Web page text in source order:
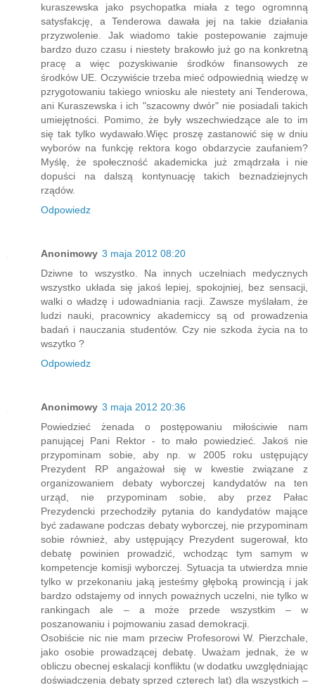
kuraszewska jako psychopatka miała z tego ogromnną
satysfakcję, a Tenderowa dawała jej na takie działania
przyzwolenie. Jak wiadomo takie postepowanie zajmuje
bardzo duzo czasu i niestety brakowło już go na konkretną
pracę a więc pozyskiwanie środków finansowych ze
środków UE. Oczywiście trzeba mieć odpowiednią wiedzę w
pzrygotowaniu takiego wniosku ale niestety ani Tenderowa,
ani Kuraszewska i ich "szacowny dwór" nie posiadali takich
umiejętności. Pomimo, że były wszechwiedzące ale to im
się tak tylko wydawało.Więc proszę zastanowić się w dniu
wyborów na funkcję rektora kogo obdarzycie zaufaniem?
Myślę, że społeczność akademicka już zmądrzała i nie
dopuści na dalszą kontynuację takich beznadziejnych
rządów.
Odpowiedz
Anonimowy 3 maja 2012 08:20
Dziwne to wszystko. Na innych uczelniach medycznych
wszystko układa się jakoś lepiej, spokojniej, bez sensacji,
walki o władzę i udowadniania racji. Zawsze myślałam, że
ludzi nauki, pracownicy akademiccy są od prowadzenia
badań i nauczania studentów. Czy nie szkoda życia na to
wszytko ?
Odpowiedz
Anonimowy 3 maja 2012 20:36
Powiedzieć żenada o postępowaniu miłościwie nam
panującej Pani Rektor - to mało powiedzieć. Jakoś nie
przypominam sobie, aby np. w 2005 roku ustępujący
Prezydent RP angażował się w kwestie związane z
organizowaniem debaty wyborczej kandydatów na ten
urząd, nie przypominam sobie, aby przez Pałac
Prezydencki przechodziły pytania do kandydatów mające
być zadawane podczas debaty wyborczej, nie przypominam
sobie również, aby ustępujący Prezydent sugerował, kto
debatę powinien prowadzić, wchodząc tym samym w
kompetencje komisji wyborczej. Sytuacja ta utwierdza mnie
tylko w przekonaniu jaką jesteśmy głęboką prowincją i jak
bardzo odstajemy od innych poważnych uczelni, nie tylko w
rankingach ale – a może przede wszystkim – w
poszanowaniu i pojmowaniu zasad demokracji.
Osobiście nic nie mam przeciw Profesorowi W. Pierzchale,
jako osobie prowadzącej debatę. Uważam jednak, że w
obliczu obecnej eskalacji konfliktu (w dodatku uwzględniając
doświadczenia debaty sprzed czterech lat) dla wszystkich –